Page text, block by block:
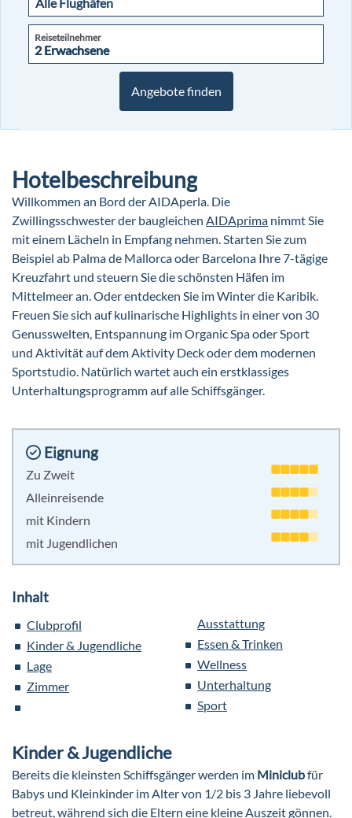
Reiseteilnehmer
2 Erwachsene
2 Erwachsene
Angebote finden
Inhalt
Clubprofil
Kinder & Jugendliche
Lage
Zimmer
Ausstattung
Essen & Trinken
Wellness
Unterhaltung
Sport
Eignung
Zu Zweit
Alleinreisende
mit Kindern
mit Jugendlichen
Hotelbeschreibung
Willkommen an Bord der AIDAperla. Die
Zwillingsschwester der baugleichen AIDAprima nimmt Sie
mit einem Lächeln in Empfang nehmen. Starten Sie zum
Beispiel ab Palma de Mallorca oder Barcelona Ihre 7-tägige
Kreuzfahrt und steuern Sie die schönsten Häfen im
Mittelmeer an. Oder entdecken Sie im Winter die Karibik.
Freuen Sie sich auf kulinarische Highlights in einer von 30
Genusswelten, Entspannung im Organic Spa oder Sport
und Aktivität auf dem Aktivity Deck oder dem modernen
Sportstudio. Natürlich wartet auch ein erstklassiges
Unterhaltungsprogramm auf alle Schiffsgänger.
Kinder & Jugendliche
Bereits die kleinsten Schiffsgänger werden im Miniclubfür
Babys und Kleinkinder im Alter von 1/2 bis 3 Jahre liebevoll
betreut, während sich die Eltern eine kleine Auszeit gönnen.